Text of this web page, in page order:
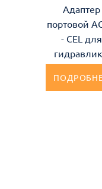
Адаптер
портовой
- CEL для